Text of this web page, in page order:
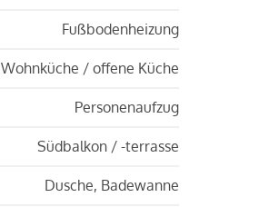
Fußbodenheizung
Wohnküche / offene Küche
Personenaufzug
Südbalkon / -terrasse
Dusche, Badewanne